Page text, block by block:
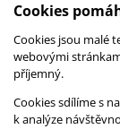
Cookies
Cookies jsou malé
webovými
příjemný.
Cookies sdílíme s
k analýze